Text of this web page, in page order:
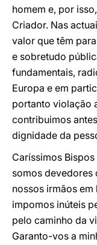
homem e, por
Criador. Nas
valor que têm
e sobretudo
fundamentais,
Europa e em
portanto violação
contribuimos
dignidade da
Caríssimos
somos devedores
nossos irmãos
impomos inúteis
pelo caminho da
Garanto-vos a